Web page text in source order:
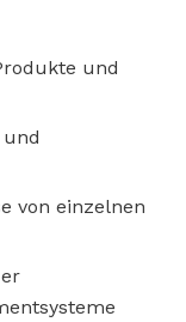
und
von einzelnen